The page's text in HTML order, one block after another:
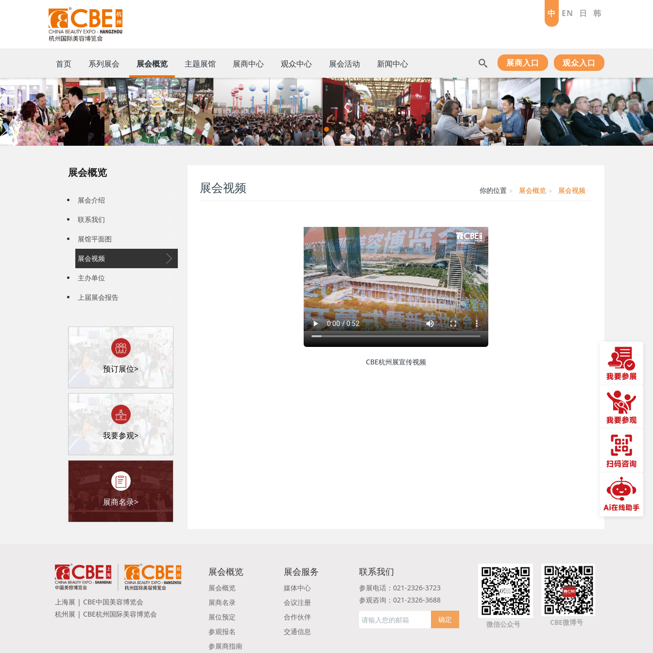
中 EN 日 韩
首页 系列展会 展会概览 主题展馆 展商中心 观众中心 展会活动 新闻中心 展商入口 观众入口
展会概览
展会介绍
联系我们
展馆平面图
展会视频
主办单位
上届展会报告
预订展位>
我要参观>
展商名录>
展会视频 你的位置 展会概览 展会视频
CBE杭州展宣传视频
上海展 | CBE中国美容博览会
杭州展 | CBE杭州国际美容博览会
展会概览
展会概览
展商名录
展位预定
参观报名
参展商指南
展会服务
媒体中心
会议注册
合作伙伴
交通信息
联系我们
参展电话：021-2326-3723
参观咨询：021-2326-3688
确定
微信公众号 CBE微博号